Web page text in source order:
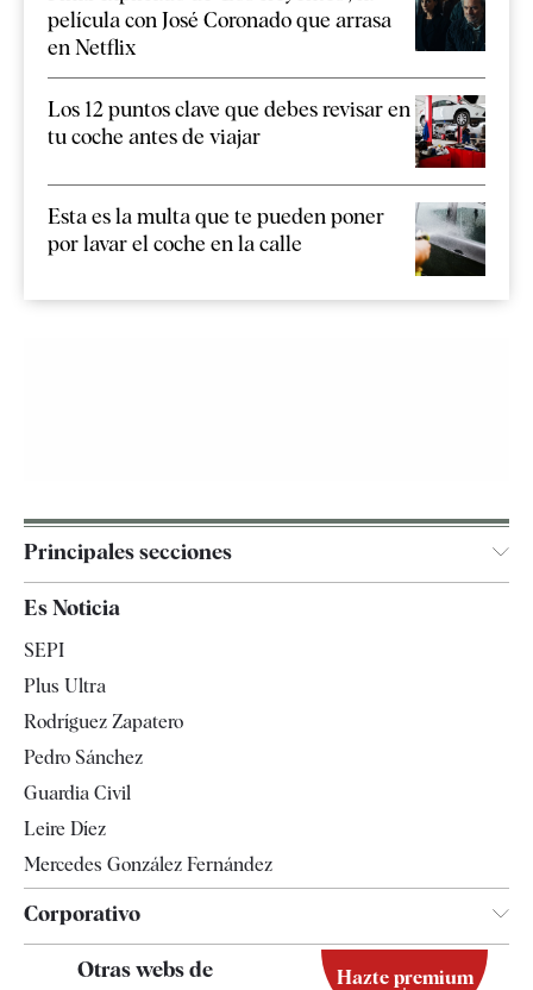
película con José Coronado que arrasa
en Netflix
Los 12 puntos clave que debes revisar en
tu coche antes de viajar
Esta es la multa que te pueden poner
por lavar el coche en la calle
Principales secciones
España
Televisión
Es Noticia
SEPI
Plus Ultra
Rodríguez Zapatero
Pedro Sánchez
Guardia Civil
Leire Díez
Mercedes González Fernández
Corporativo
Contacto
Otras webs de Hazte premium